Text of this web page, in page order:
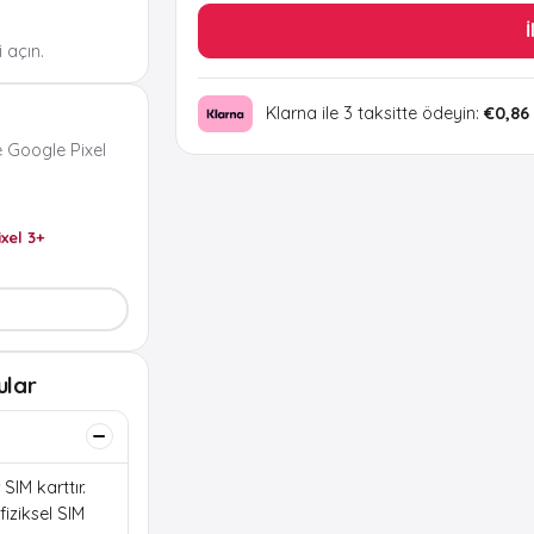
Google Pixel
3+
karttır.
SIM
Klarna ile 3 taksitte ödeyin: €0,86